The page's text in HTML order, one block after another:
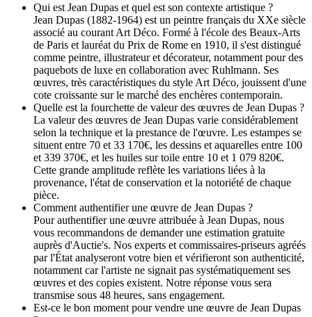
Qui est Jean Dupas et quel est son contexte artistique ?
Jean Dupas (1882-1964) est un peintre français du XXe siècle
associé au courant Art Déco. Formé à l'école des Beaux-Arts
de Paris et lauréat du Prix de Rome en 1910, il s'est distingué
comme peintre, illustrateur et décorateur, notamment pour des
paquebots de luxe en collaboration avec Ruhlmann. Ses
œuvres, très caractéristiques du style Art Déco, jouissent d'une
cote croissante sur le marché des enchères contemporain.
Quelle est la fourchette de valeur des œuvres de Jean Dupas ?
La valeur des œuvres de Jean Dupas varie considérablement
selon la technique et la prestance de l'œuvre. Les estampes se
situent entre 70 et 33 170€, les dessins et aquarelles entre 100
et 339 370€, et les huiles sur toile entre 10 et 1 079 820€.
Cette grande amplitude reflète les variations liées à la
provenance, l'état de conservation et la notoriété de chaque
pièce.
Comment authentifier une œuvre de Jean Dupas ?
Pour authentifier une œuvre attribuée à Jean Dupas, nous
vous recommandons de demander une estimation gratuite
auprès d'Auctie's. Nos experts et commissaires-priseurs agréés
par l'État analyseront votre bien et vérifieront son authenticité,
notamment car l'artiste ne signait pas systématiquement ses
œuvres et des copies existent. Notre réponse vous sera
transmise sous 48 heures, sans engagement.
Est-ce le bon moment pour vendre une œuvre de Jean Dupas